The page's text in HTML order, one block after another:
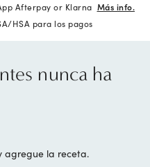
Afterpay or Klarna Más info.
HSA para los pagos
nunca ha
agregue la receta.